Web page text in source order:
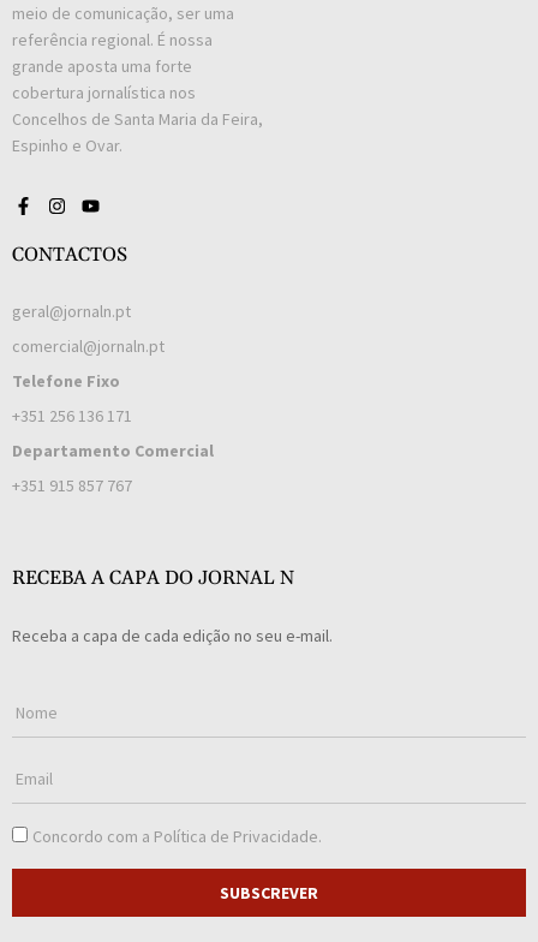
meio de comunicação, ser uma
referência regional. É nossa
grande aposta uma forte
cobertura jornalística nos
Concelhos de Santa Maria da Feira,
Espinho e Ovar.
CONTACTOS
geral@jornaln.pt
comercial@jornaln.pt
Telefone Fixo
+351 256 136 171
Departamento Comercial
+351 915 857 767
RECEBA A CAPA DO JORNAL N
Receba a capa de cada edição no seu e-mail.
Concordo com a Política de Privacidade.
SUBSCREVER